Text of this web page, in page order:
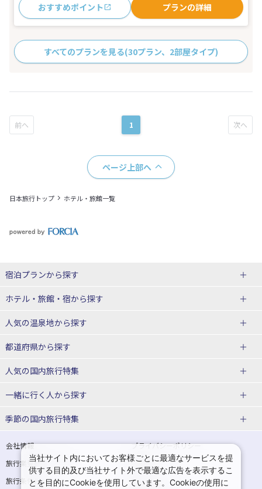
おすすめポイント プランの詳細
すべてのプランを見る(30プラン、2部屋タイプ)
1
ページ上部へ
日本旅行トップ ホテル・旅館一覧
宿泊プランから探す
北海道
東北
青森県
宮城県
山形県
関東
埼玉県 千葉県
茨城県 栃木県
ホテル・旅館・宿から探す
北海道ホテル・旅館
青森県ホテル・旅館
宮城県ホテル・旅館
山形県ホテル・旅館
東京都ホテル・旅館 神奈川県ホテル・旅館
埼玉県ホテル・旅館 千葉県ホテル・旅館
人気の温泉地から探す
北海道
湯の川温泉(北海道)
十勝川温泉(北海道)
洞爺湖温泉(北海道)
層雲峡温泉(北海道)
東北
花巻温泉(岩手) 蔵王温泉(山形)
都道府県から探す
北海道旅行・ツアー
東北
青森旅行・ツアー 岩手旅行・ツアー
宮城旅行・ツアー 秋田旅行・ツアー
人気の国内旅行特集
東京ディズニーリゾート®への旅
ユニバーサル・スタジオ・ジャパ
一緒に行く人から探す
一人旅 国内版
カップル・夫婦旅行 国内版 女子旅 国内版
卒業旅行・学生旅行 国内版
季節の国内旅行特集
桜・お花見特集
ゴールデンウィーク（GW）の国内
旅行
夏休み・お盆の国内旅行 7月の国内旅行
会社情報
プライバシーポリシー
旅行業登録票・約款
規約集
旅行条件書
商標について
当社サイト内においてお客様ごとに最適なサービスを提
供する目的及び当社サイト外で最適な広告を表示するこ
とを目的にCookieを使用しています。Cookieの使用に